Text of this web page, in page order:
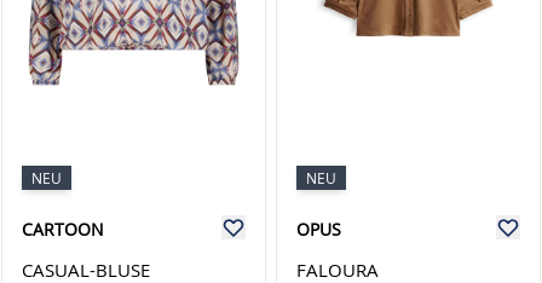
NEU
CARTOON
CASUAL-BLUSE
NEU
OPUS
FALOURA